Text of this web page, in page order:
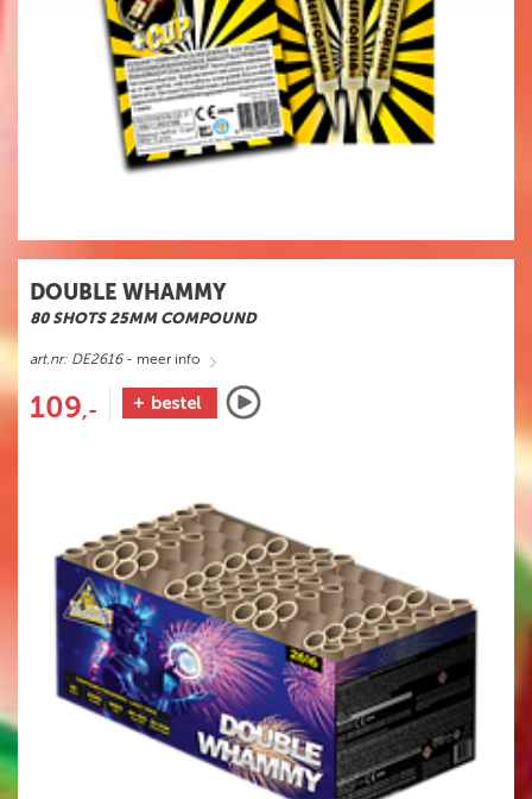
DOUBLE WHAMMY
80 SHOTS 25MM COMPOUND
art.nr: DE2616- meer info
109,-